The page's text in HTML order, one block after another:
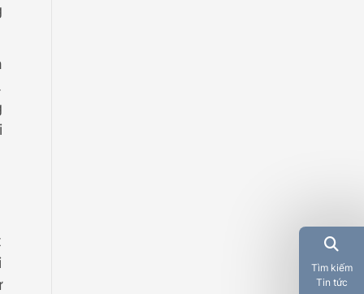
Tìm kiếm
Tin tức